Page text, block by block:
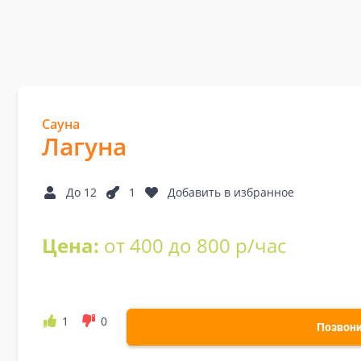
Сауна
Лагуна
До 12 1 Добавить в избранное
Цена: от 400 до 800 р/час
1 0